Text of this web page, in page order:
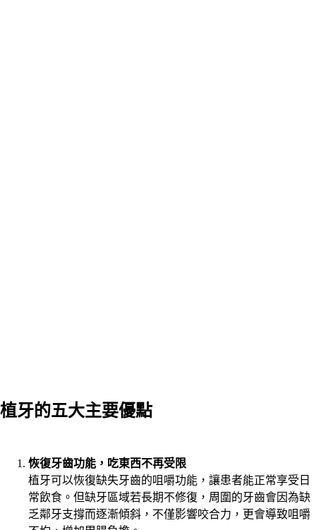
植牙的五大主要優點
恢復牙齒功能，吃東西不再受限
植牙可以恢復缺失牙齒的咀嚼功能，讓患者能正常享受日
常飲食。但缺牙區域若長期不修復，周圍的牙齒會因為缺
乏鄰牙支撐而逐漸傾斜，不僅影響咬合力，更會導致咀嚼